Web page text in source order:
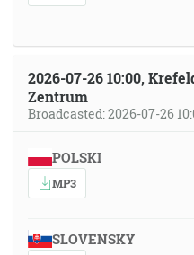
2026-07-26 10:00,
Zentrum
Broadcasted: 2026-07-26
POLSKI
MP3
SLOVENSKY